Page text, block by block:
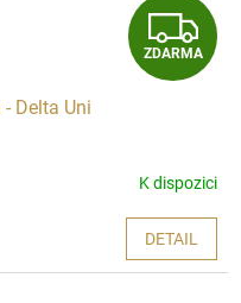
Z
D
R
M
A
ZDARMA
Delta Uni
K dispozici
DETAIL